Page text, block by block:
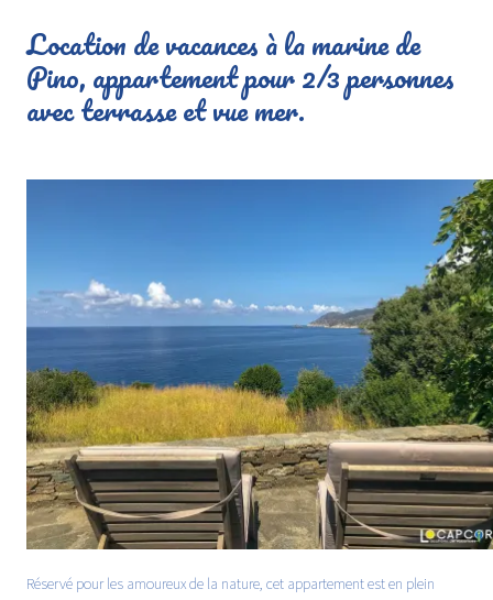
Location de vacances à la marine de
Pino, appartement pour 2/3 personnes
avec terrasse et vue mer.
Réservé pour les amoureux de la nature, cet appartement est en plein